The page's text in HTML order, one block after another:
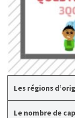
Les régions
Le nombre de